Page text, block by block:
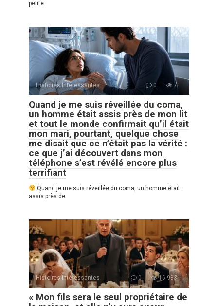
petite
Histoires Intéressantes 0 7
Quand je me suis réveillée du coma,
un homme était assis près de mon lit
et tout le monde confirmait qu’il était
mon mari, pourtant, quelque chose
me disait que ce n’était pas la vérité :
ce que j’ai découvert dans mon
téléphone s’est révélé encore plus
terrifiant
Quand je me suis réveillée du coma, un homme était
assis près de
Histoires Intéressantes 0 16 983
« Mon fils sera le seul propriétaire de